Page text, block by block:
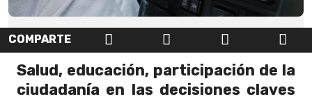
COMPARTE
Salud, educación, participación de la
ciudadanía en las decisiones claves